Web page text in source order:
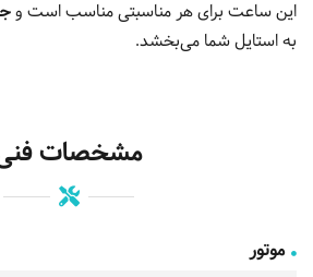
این ساعت برای هر مناسبتی مناسب است و
به استایل شما می‌بخشد.
مشخصات
موتور